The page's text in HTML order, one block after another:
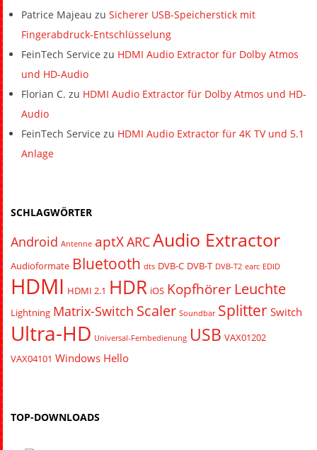
Patrice Majeau zu Sicherer USB-Speicherstick mit
Fingerabdruck-Entschlüsselung
FeinTech Service zu HDMI Audio Extractor für Dolby Atmos
und HD-Audio
Florian C. zu HDMI Audio Extractor für Dolby Atmos und HD-
Audio
FeinTech Service zu HDMI Audio Extractor für 4K TV und 5.1
Anlage
SCHLAGWÖRTER
Android Antenne aptXARCAudio Extractor
Audioformate Bluetooth dts DVB-C DVB-T DVB-T2 earc EDID
HDMI HDMI 2.1 HDR iOS Kopfhörer Leuchte
Lightning Matrix-Switch Scaler Soundbar Splitter Switch
Ultra-HD Universal-Fernbedienung USB VAX01202
VAX04101 Windows Hello
TOP-DOWNLOADS